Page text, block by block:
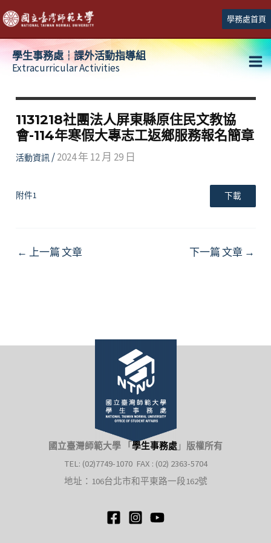
跳
至
主
學務處首頁
學生事務處┆課外活動指導組
Extracurricular Activities
1131218社團法人屏東縣原住民文教協
會-114年寒假大專志工返鄉服務報名簡章
活動資訊/2024 年 12 月 29 日
附件1 下載
Post
← 上一篇 文章 下一篇 文章 →
國立臺灣師範大學 「 學生事務處 」 版權所有
TEL: (02)7749-1070 FAX : (02) 2363-5704
地址：106台北市和平東路一段162號